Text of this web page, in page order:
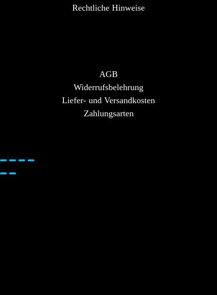
Rechtliche Hinweise
AGB
Widerrufsbelehrung
Liefer- und Versandkosten
Zahlungsarten